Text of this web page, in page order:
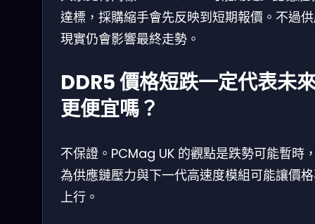
達標，採購縮手會先反映到短期報價。不過
現實仍會影響最終走勢。
DDR5 價格短跌一定代表未
更便宜嗎？
不保證。PCMag UK 的觀點是跌勢可能暫時
為供應鏈壓力與下一代高速度模組可能讓價
上行。